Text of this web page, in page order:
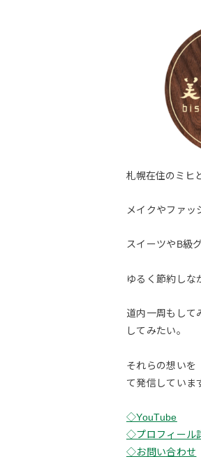
札幌在住のミヒ
メイクやファッ
スイーツやB級
ゆるく節約しな
道内一周もして
してみたい。
それらの想いを
て発信していま
◇YouTube
◇プロフィール
◇お問い合わせ